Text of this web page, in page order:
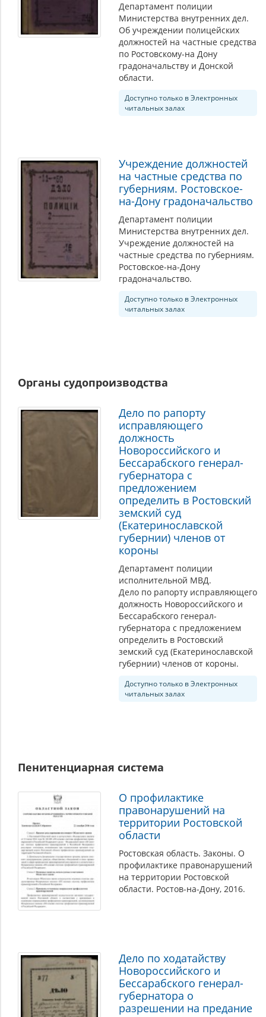
Департамент полиции
Министерства внутренних дел.
Об учреждении полицейских
должностей на частные средства
по Ростовскому-на Дону
градоначальству и Донской
области.
Доступно только в Электронных
читальных залах
Учреждение должностей
на частные средства по
губерниям. Ростовское-
на-Дону градоначальство
Департамент полиции
Министерства внутренних дел.
Учреждение должностей на
частные средства по губерниям.
Ростовское-на-Дону
градоначальство.
Доступно только в Электронных
читальных залах
Органы судопроизводства
Дело по рапорту
исправляющего
должность
Новороссийского и
Бессарабского генерал-
губернатора с
предложением
определить в Ростовский
земский суд
(Екатеринославской
губернии) членов от
короны
Департамент полиции
исполнительной МВД.
Дело по рапорту исправляющего
должность Новороссийского и
Бессарабского генерал-
губернатора с предложением
определить в Ростовский
земский суд (Екатеринославской
губернии) членов от короны.
Доступно только в Электронных
читальных залах
Пенитенциарная система
О профилактике
правонарушений на
территории Ростовской
области
Ростовская область. Законы. О
профилактике правонарушений
на территории Ростовской
области. Ростов-на-Дону, 2016.
Дело по ходатайству
Новороссийского и
Бессарабского генерал-
губернатора о
разрешении на предание